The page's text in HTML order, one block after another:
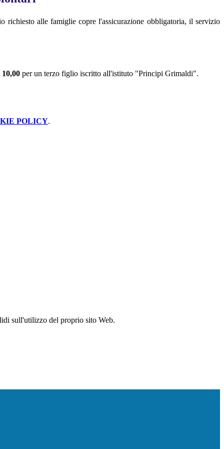
richiesto alle famiglie copre l'assicurazione obbligatoria, il servizio
per un terzo figlio iscritto all'istituto "Principi Grimaldi".
POLICY.
sull'utilizzo del proprio sito Web.